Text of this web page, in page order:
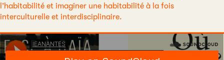
l’habitabilité et imaginer une habitabilité à la fois
interculturelle et interdisciplinaire.